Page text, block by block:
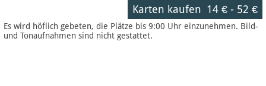
Karten kaufen 14 €- 52 €
Es wird höflich gebeten, die Plätze bis 9:00 Uhr einzunehmen. Bild-
und Tonaufnahmen sind nicht gestattet.